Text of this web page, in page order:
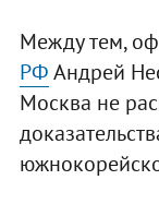
Между тем,
РФАндрей
Москва не